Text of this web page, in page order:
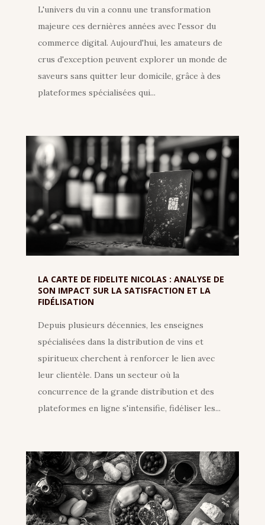
L'univers du vin a connu une transformation
majeure ces dernières années avec l'essor du
commerce digital. Aujourd'hui, les amateurs de
crus d'exception peuvent explorer un monde de
saveurs sans quitter leur domicile, grâce à des
plateformes spécialisées qui...
LA CARTE DE FIDELITE NICOLAS : ANALYSE DE
SON IMPACT SUR LA SATISFACTION ET LA
FIDÉLISATION
Depuis plusieurs décennies, les enseignes
spécialisées dans la distribution de vins et
spiritueux cherchent à renforcer le lien avec
leur clientèle. Dans un secteur où la
concurrence de la grande distribution et des
plateformes en ligne s'intensifie, fidéliser les...